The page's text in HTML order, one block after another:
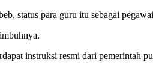
status para guru itu sebagai
instruksi resmi dari pemerintah